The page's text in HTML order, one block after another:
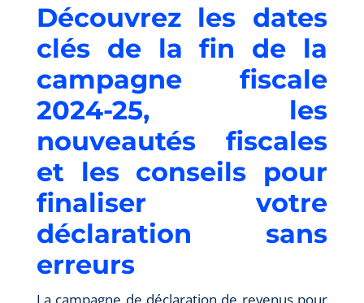
Découvrez les dates
clés de la fin de la
campagne fiscale
2024‑25, les
nouveautés fiscales
et les conseils pour
finaliser votre
déclaration sans
erreurs
La campagne de déclaration de revenus pour